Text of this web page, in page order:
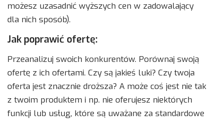
możesz uzasadnić wyższych cen w zadowalający
dla nich sposób).
Jak poprawić ofertę:
Przeanalizuj swoich konkurentów. Porównaj swoją
ofertę z ich ofertami. Czy są jakieś luki? Czy twoja
oferta jest znacznie droższa? A może coś jest nie tak
z twoim produktem i np. nie oferujesz niektórych
funkcji lub usług, które są uważane za standardowe